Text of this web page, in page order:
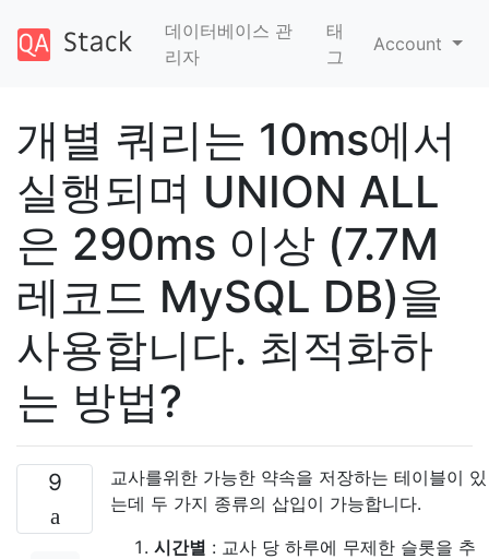
데이터베이스 관
리자
태
그
Account
개별 쿼리는 10ms에서
실행되며 UNION ALL
은 290ms 이상 (7.7M
레코드 MySQL DB)을
사용합니다. 최적화하
는 방법?
9
교사를위한 가능한 약속을 저장하는 테이블이 있
는데 두 가지 종류의 삽입이 가능합니다.
시간별 : 교사 당 하루에 무제한 슬롯을 추